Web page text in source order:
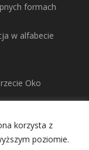
korzysta z
poziomie.
formach
w alfabecie
Oko